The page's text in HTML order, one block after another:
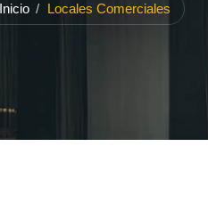
Inicio Locales Comerciales